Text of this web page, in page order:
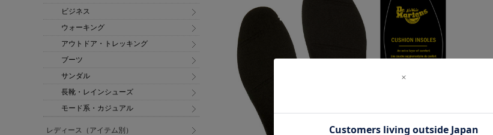
ビジネス
ウォーキング
アウトドア・トレッキング
ブーツ
サンダル
長靴・レインシューズ
モード系・カジュアル
レディース（アイテム別）